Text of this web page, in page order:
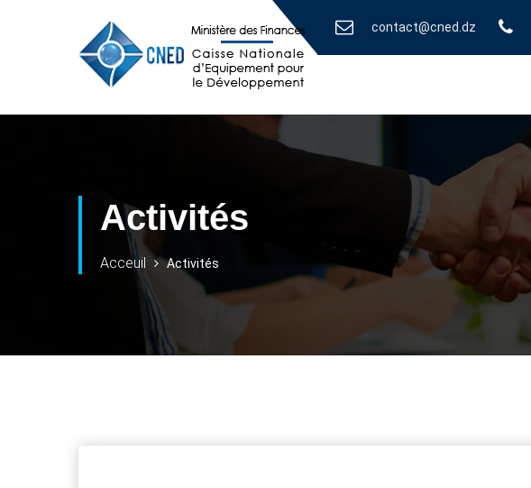
contact@cned.dz
Activités
Acceuil Activités